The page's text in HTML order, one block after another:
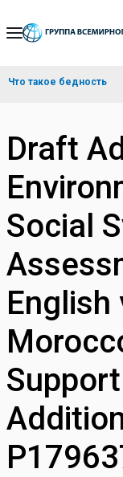
Skip
Navigation
Что такое бедность
Draft
Social
English